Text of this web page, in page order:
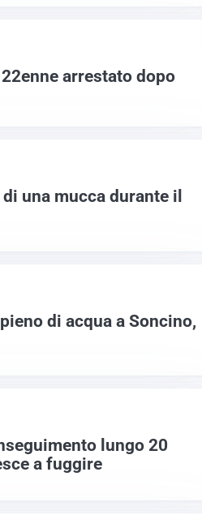
arrestato dopo
una mucca durante il
di acqua a Soncino,
lungo 20
a fuggire